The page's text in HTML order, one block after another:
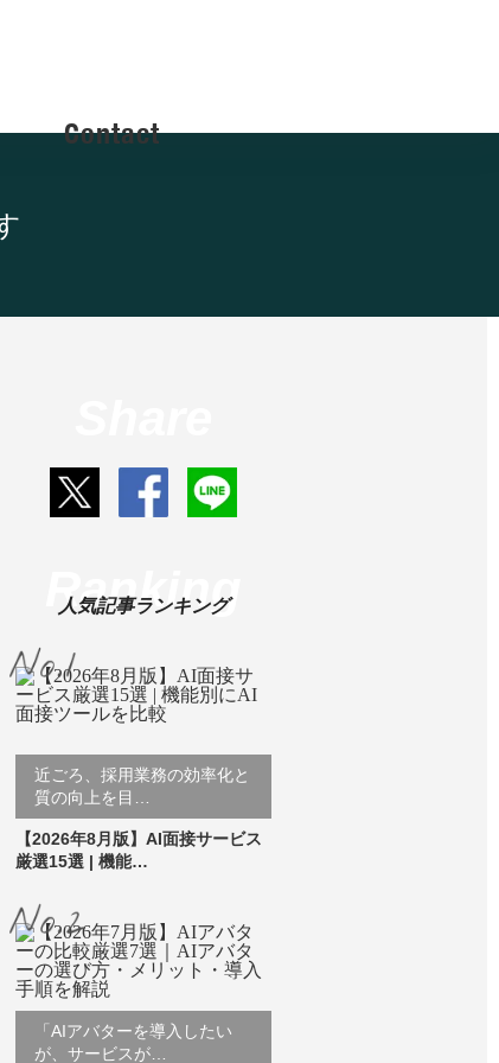
Contact
人気記事ランキング
Ranking
近ごろ、採用業務の効率化と
質の向上を目…
【2026年8月版】AI面接サービス
厳選15選 | 機能…
「AIアバターを導入したい
が、サービスが…